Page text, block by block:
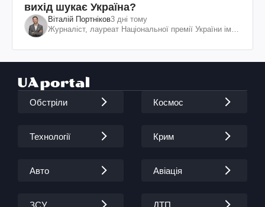
вихід шукає Україна?
Віталій Портніков3 дні тому
Журналіст, лауреат Національної премії України ім.
Обстріли Космос
Технології Крим
Авто Авіація
ЗСУ ДТП